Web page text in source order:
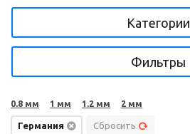
Категории
Фильтры
0.8 мм 1 мм 1.2 мм 2 мм
Германия Сбросить